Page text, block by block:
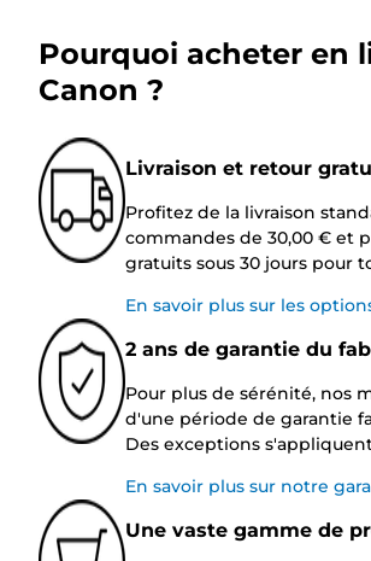
Pourquoi acheter en
Canon ?
Livraison et retour
Profitez de la livraison
commandes de 30,00 € et
gratuits sous 30 jours pour
En savoir plus sur les
2 ans de garantie du
Pour plus de sérénité, nos
d'une période de garantie
Des exceptions
En savoir plus sur notre
Une vaste gamme de